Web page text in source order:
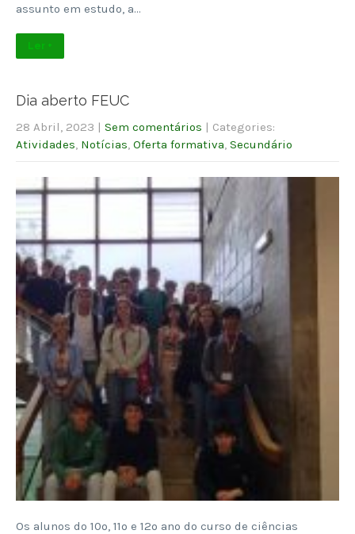
assunto em estudo, a…
Ler +
Dia aberto FEUC
28 Abril, 2023 | Sem comentários | Categories:
Atividades Notícias Oferta formativa Secundário
Os alunos do 10º, 11º e 12º ano do curso de ciências